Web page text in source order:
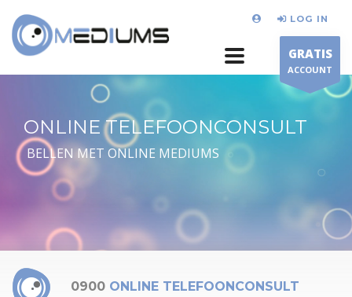
LOG IN
GRATIS
ACCOUNT
ONLINE TELEFOONCONSULT
BELLEN MET ONLINE MEDIUMS
0900 ONLINE TELEFOONCONSULT